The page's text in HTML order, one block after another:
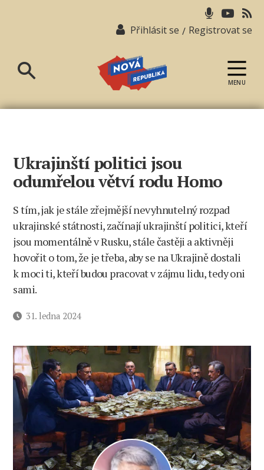
Přihlásit se / Registrovat se
republika
MENU
Ukrajinští politici jsou
odumřelou větví rodu Homo
S tím, jak je stále zřejmější nevyhnutelný rozpad
ukrajinské státnosti, začínají ukrajinští politici, kteří
jsou momentálně v Rusku, stále častěji a aktivněji
hovořit o tom, že je třeba, aby se na Ukrajině dostali
k moci ti, kteří budou pracovat v zájmu lidu, tedy oni
sami.
Datum31. ledna 2024